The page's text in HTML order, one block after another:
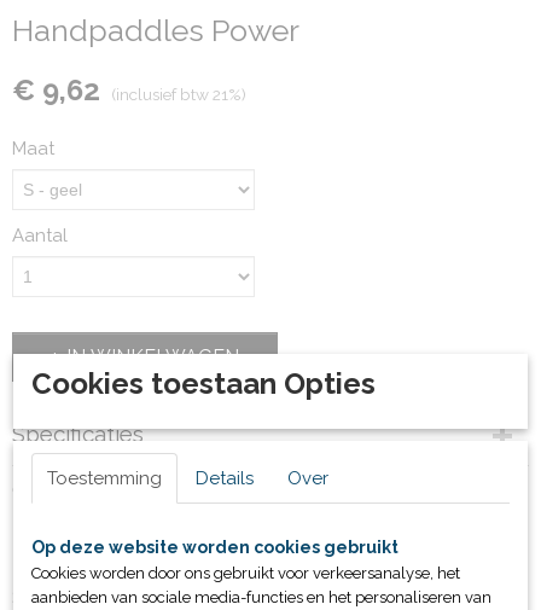
Handpaddles Power
€ 9,62 (inclusief btw 21%)
Maat
Aantal
IN WINKELWAGEN
Specificaties
Productcode
10520-1-132
1,50 Kg
Omschrijving
Handpaddles beschikbaar in 3 maten:
S - ca. 15,5x14,5 cm
Cookies toestaan Opties
Toestemming Details Over
Op deze website worden cookies gebruikt
Cookies worden door ons gebruikt voor verkeersanalyse, het
aanbieden van sociale media-functies en het personaliseren van